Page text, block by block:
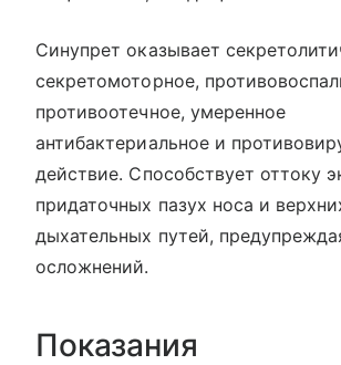
Синупрет оказывает
секретомоторное,
противоотечное, умеренное
антибактериальное и
действие. Способствует оттоку
придаточных пазух носа и
дыхательных путей,
осложнений.
Показания